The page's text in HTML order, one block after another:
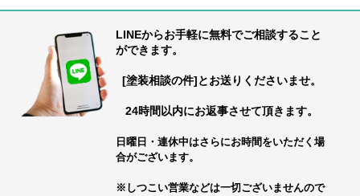
LINEからお手軽に無料でご相談すること
ができます。
[塗装相談の件]とお送りくださいませ。
24時間以内にお返事させて頂きます。
日曜日・連休中はさらにお時間をいただく場
合がございます。
※しつこい営業などは一切ございませんので